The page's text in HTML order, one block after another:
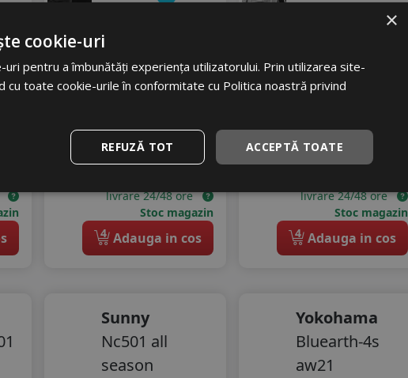
Zgomot
298RON
32%
livrare 24/48 ore
Stoc magazin
4 Adauga in cos
B 72 dB
389 RON
17
livrare 24/48 ore
Stoc magazin
4 Adauga in cos
Sunny
Nc501 all
season
Yokohama
Bluearth-4s
aw21
×
cookie-uri
pentru a îmbunătăți experiența utilizatorului. Prin utilizarea site-
cu toate cookie-urile în conformitate cu Politica noastră privind
ACCEPTĂ TOATE
REFUZĂ TOT